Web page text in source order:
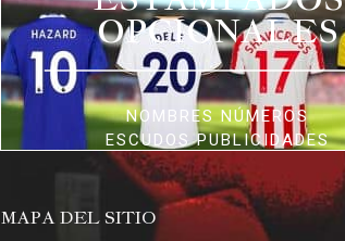
OPCIONALES
NOMBRES NÚMEROS
ESCUDOS PUBLICIDADES
MAPA DEL SITIO